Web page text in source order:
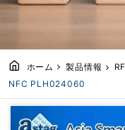
ホーム 製品情報
NFC PLH024060